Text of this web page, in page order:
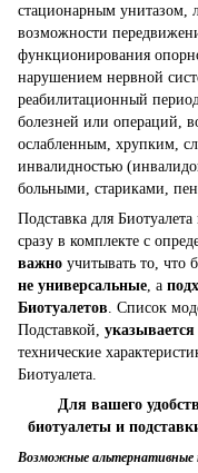
стационарным унитазом,
возможности
функционирования
нарушением нервной
реабилитационный
болезней или операций,
ослабленным, хрупким,
инвалидностью
больными, стариками,
Подставка для
сразу в комплекте с
важно учитывать то, что
не универсальные , а
Биотуалетов . Список
Подставкой,
технические
Биотуалета.
Для вашего
биотуалеты и
Возможные альтернативные